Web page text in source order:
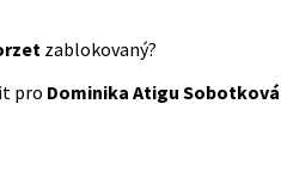
zablokovaný?
pro Dominika Atigu Sobotková